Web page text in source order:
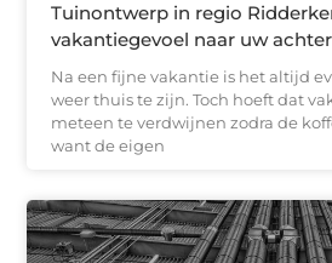
Tuinontwerp in regio
vakantiegevoel naar uw
Na een fijne vakantie is het altijd
weer thuis te zijn. Toch hoeft dat
meteen te verdwijnen zodra de
want de eigen